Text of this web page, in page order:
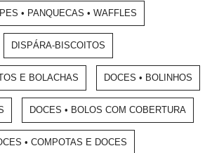
• PANQUECAS • WAFFLES
DISPÁRA-BISCOITOS
E BOLACHAS DOCES • BOLINHOS
DOCES • BOLOS COM COBERTURA
• COMPOTAS E DOCES